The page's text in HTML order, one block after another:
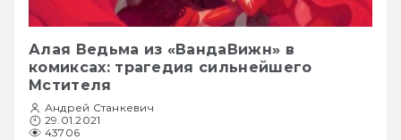
Алая Ведьма из «ВандаВижн» в
комиксах: трагедия сильнейшего
Мстителя
Андрей Станкевич
29.01.2021
43706